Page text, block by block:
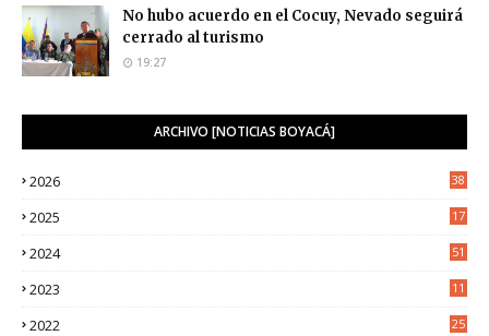
No hubo acuerdo en el Cocuy, Nevado seguirá
cerrado al turismo
19:27
ARCHIVO [NOTICIAS BOYACÁ]
2026 38
2025
17
2024 51
2023
11
2022
25